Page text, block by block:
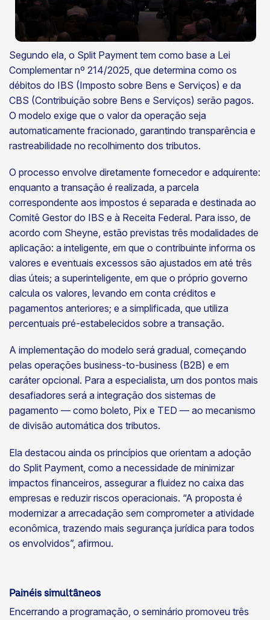
Segundo ela, o Split Payment tem como base a Lei
Complementar nº 214/2025, que determina como os
débitos do IBS (Imposto sobre Bens e Serviços) e da
CBS (Contribuição sobre Bens e Serviços) serão pagos.
O modelo exige que o valor da operação seja
automaticamente fracionado, garantindo transparência e
rastreabilidade no recolhimento dos tributos.
O processo envolve diretamente fornecedor e adquirente:
enquanto a transação é realizada, a parcela
correspondente aos impostos é separada e destinada ao
Comitê Gestor do IBS e à Receita Federal. Para isso, de
acordo com Sheyne, estão previstas três modalidades de
aplicação: a inteligente, em que o contribuinte informa os
valores e eventuais excessos são ajustados em até três
dias úteis; a superinteligente, em que o próprio governo
calcula os valores, levando em conta créditos e
pagamentos anteriores; e a simplificada, que utiliza
percentuais pré-estabelecidos sobre a transação.
A implementação do modelo será gradual, começando
pelas operações business-to-business (B2B) e em
caráter opcional. Para a especialista, um dos pontos mais
desafiadores será a integração dos sistemas de
pagamento — como boleto, Pix e TED — ao mecanismo
de divisão automática dos tributos.
Ela destacou ainda os princípios que orientam a adoção
do Split Payment, como a necessidade de minimizar
impactos financeiros, assegurar a fluidez no caixa das
empresas e reduzir riscos operacionais. “A proposta é
modernizar a arrecadação sem comprometer a atividade
econômica, trazendo mais segurança jurídica para todos
os envolvidos”, afirmou.
Painéis simultâneos
Encerrando a programação, o seminário promoveu três